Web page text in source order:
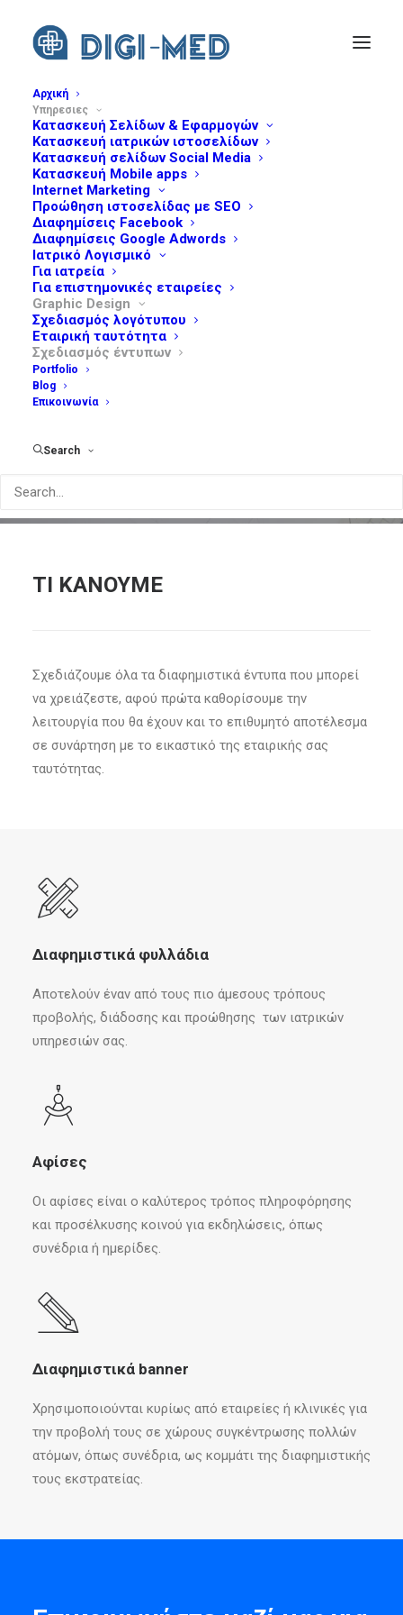
Αρχική
Υπηρεσιες
Κατασκευή Σελίδων & Εφαρμογών
Κατασκευή ιατρικών ιστοσελίδων
Κατασκευή σελίδων Social Media
Κατασκευή Mobile apps
Internet Marketing
Προώθηση ιστοσελίδας με SEO
Διαφημίσεις Facebook
Διαφημίσεις Google Adwords
Ιατρικό Λογισμικό
Για ιατρεία
Για επιστημονικές εταιρείες
Graphic Design
Σχεδιασμός λογότυπου
Εταιρική ταυτότητα
Σχεδιασμός έντυπων
Portfolio
Blog
Επικοινωνία
Search
ΣΧΕΔΙΑΣΜΌΣ
ΕΝΤΎΠΩΝ
Τα διαφημιστικά έντυπα αποτελούν το
κατεξοχήν μέσο επικοινωνίας και προβολής
μιας ιατρικής υπηρεσίας ή μιας ιατρικής
ΤΙ ΚΆΝΟΥΜΕ
Σχεδιάζουμε όλα τα διαφημιστικά έντυπα που μπορεί
να χρειάζεστε, αφού πρώτα καθορίσουμε την
λειτουργία που θα έχουν και το επιθυμητό αποτέλεσμα
σε συνάρτηση με το εικαστικό της εταιρικής σας
ταυτότητας.
Διαφημιστικά φυλλάδια
Αποτελούν έναν από τους πιο άμεσους τρόπους
προβολής, διάδοσης και προώθησης των ιατρικών
υπηρεσιών σας.
Αφίσες
Οι αφίσες είναι ο καλύτερος τρόπος πληροφόρησης
και προσέλκυσης κοινού για εκδηλώσεις, όπως
συνέδρια ή ημερίδες.
Διαφημιστικά banner
Χρησιμοποιούνται κυρίως από εταιρείες ή κλινικές για
την προβολή τους σε χώρους συγκέντρωσης πολλών
ατόμων, όπως συνέδρια, ως κομμάτι της διαφημιστικής
τους εκστρατείας.